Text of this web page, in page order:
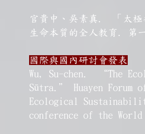
官貴中、吳素真. 「太極
生命本質的全人教育. 第
國際與國內研討會發表
Wu, Su-chen. “The
Sūtra.” Huayen Forum
Ecological
conference of the World